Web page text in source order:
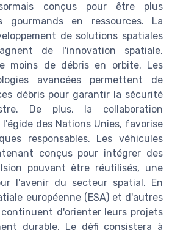
conçus pour être plus
gourmands en ressources. La
de solutions spatiales
de l'innovation spatiale,
moins de débris en orbite. Les
avancées permettent de
débris pour garantir la sécurité
De plus, la collaboration
des Nations Unies, favorise
responsables. Les véhicules
conçus pour intégrer des
pouvant être réutilisés, une
l'avenir du secteur spatial. En
européenne (ESA) et d'autres
d'orienter leurs projets
durable. Le défi consistera à